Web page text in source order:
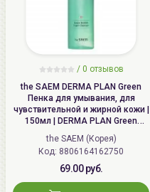
/ 0 отзывов
the SAEM DERMA PLAN Green
Пенка для умывания, для
чувствительной и жирной кожи |
150мл | DERMA PLAN Green
Bubble Foam Cleanser
the SAEM (Корея)
Код: 8806164162750
69.00 руб.